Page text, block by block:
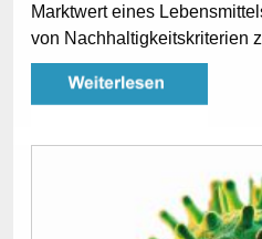
Marktwert eines
von Nachhaltigkeitskriterien